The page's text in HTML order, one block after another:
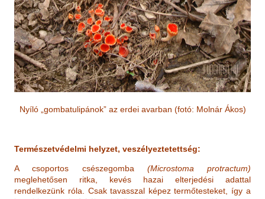
Nyíló „gombatulipánok” az erdei avarban (fotó: Molnár Ákos)
Természetvédelmi helyzet, veszélyeztetettség:
A csoportos csészegomba (Microstoma protractum)
meglehetősen ritka, kevés hazai elterjedési adattal
rendelkezünk róla. Csak tavasszal képez termőtesteket, így a